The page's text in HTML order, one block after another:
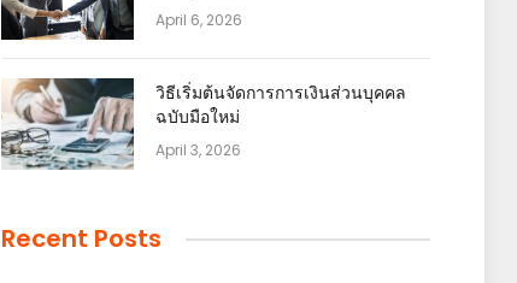
April 6, 2026
วิธีเริ่มต้นจัดการการเงินส่วนบุคคล
ฉบับมือใหม่
April 3, 2026
Recent Posts